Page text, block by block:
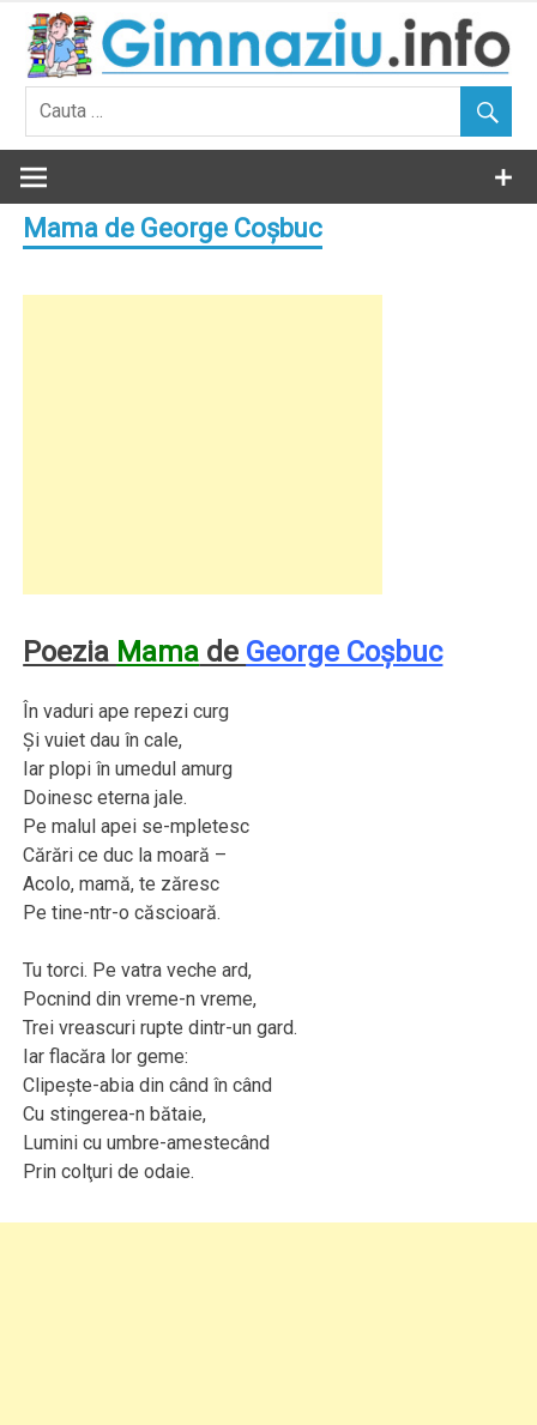
Skip
content
Mama de George Coşbuc
Poezia Mama de George Coşbuc
În vaduri ape repezi curg
Şi vuiet dau în cale,
Iar plopi în umedul amurg
Doinesc eterna jale.
Pe malul apei se-mpletesc
Cărări ce duc la moară –
Acolo, mamă, te zăresc
Pe tine-ntr-o căscioară.
Tu torci. Pe vatra veche ard,
Pocnind din vreme-n vreme,
Trei vreascuri rupte dintr-un gard.
Iar flacăra lor geme:
Clipeşte-abia din când în când
Cu stingerea-n bătaie,
Lumini cu umbre-amestecând
Prin colţuri de odaie.